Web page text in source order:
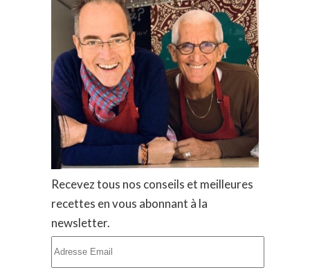
Recevez tous nos conseils et meilleures
recettes en vous abonnant à la
newsletter.